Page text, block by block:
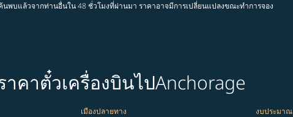
พบแล้วจากท่านอื่นใน 48 ชั่วโมงที่ผ่านมา ราคาอาจมีการเปลี่ยนแปลงขณะทำการจอง
าคาตั๋วเครื่องบินไปAnchorage
เมืองปลายทาง งบประมาณ